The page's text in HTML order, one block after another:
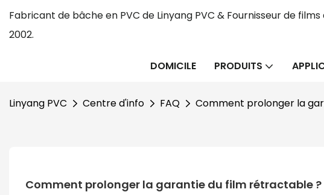
Fabricant de bâche en PVC de Linyang PVC & Fournisseur de films
2002.
DOMICILE PRODUITS
Linyang PVC Centre d'info FAQ Comment prolonger la
Comment prolonger la garantie du film rétractable ?